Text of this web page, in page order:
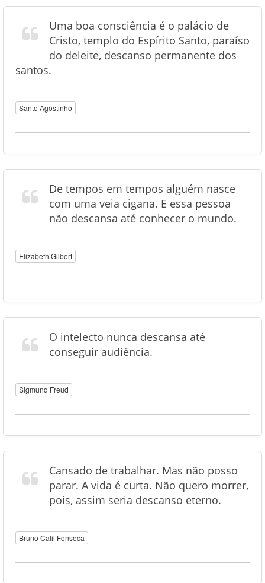
Uma boa consciência é o palácio de
Cristo, templo do Espírito Santo, paraíso
do deleite, descanso permanente dos
santos.
Santo Agostinho
De tempos em tempos alguém nasce
com uma veia cigana. E essa pessoa
não descansa até conhecer o mundo.
Elizabeth Gilbert
O intelecto nunca descansa até
conseguir audiência.
Sigmund Freud
Cansado de trabalhar. Mas não posso
parar. A vida é curta. Não quero morrer,
pois, assim seria descanso eterno.
Bruno Calil Fonseca